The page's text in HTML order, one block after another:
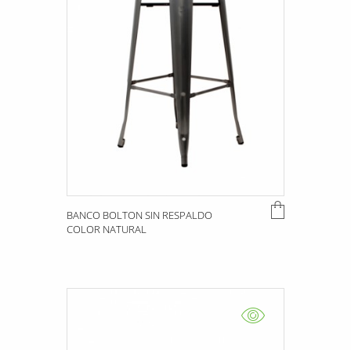
BANCO BOLTON SIN RESPALDO
COLOR NATURAL